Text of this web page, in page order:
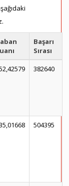
Başarı
Sırası
382640
504395